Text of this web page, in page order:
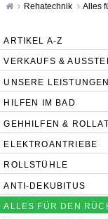
REHATECHNIK
Rehatechnik Alles
ARTIKEL A-Z
VERKAUFS &
UNSERE LEISTUNGEN
HILFEN IM BAD
GEHHILFEN &
ELEKTROANTRIEBE
ROLLSTÜHLE
ANTI-DEKUBITUS
ALLES FÜR DEN